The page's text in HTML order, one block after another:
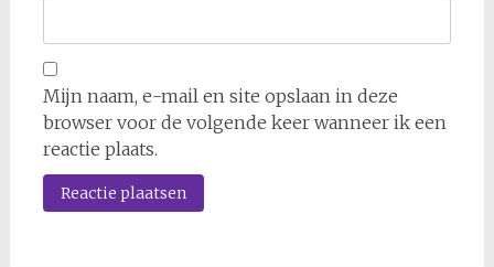
Mijn naam, e-mail en site opslaan in deze
browser voor de volgende keer wanneer ik een
reactie plaats.